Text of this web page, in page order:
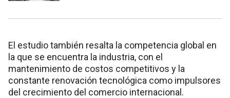
El estudio también resalta la competencia global en
la que se encuentra la industria, con el
mantenimiento de costos competitivos y la
constante renovación tecnológica como impulsores
del crecimiento del comercio internacional.